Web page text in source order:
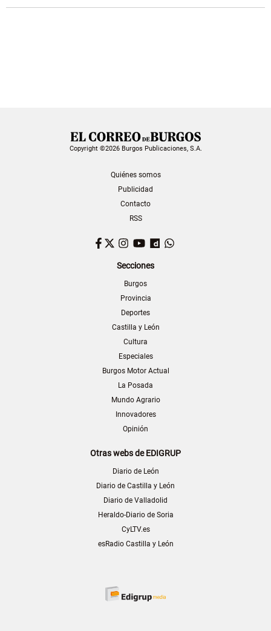
Copyright ©2026 Burgos Publicaciones, S.A.
Quiénes somos
Publicidad
Contacto
RSS
Facebook
TwitterInstagram
YouTubeDailymotion
Secciones
Burgos
Provincia
Deportes
Castilla y León
Cultura
Especiales
Burgos Motor Actual
La Posada
Mundo Agrario
Innovadores
Opinión
Otras webs de EDIGRUP
Diario de León
Diario de Castilla y León
Diario de Valladolid
Heraldo-Diario de Soria
CyLTV.es
esRadio Castilla y León